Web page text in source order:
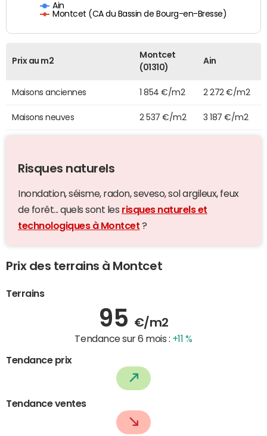
Ain
Montcet (CA du Bassin de Bourg-en-Bresse)
Prix au m2
Montcet
(01310)
Ain
Maisons anciennes 1 854 €/m2 2 272 €/m2
Maisons neuves 2 537 €/m2 3 187 €/m2
Risques naturels
Inondation, séisme, radon, seveso, sol argileux, feux
de forêt... quels sont les risques naturels et
technologiques à Montcet ?
Prix des terrains à Montcet
Terrains
95 €/m2
Tendance sur 6 mois : +11 %
Tendance prix
Tendance ventes